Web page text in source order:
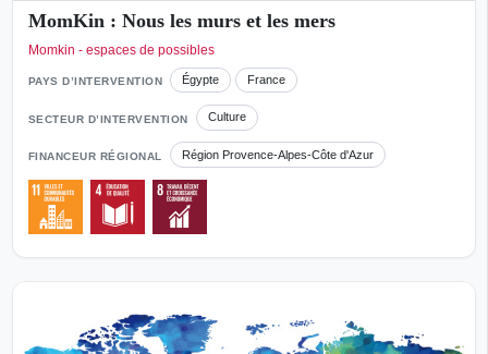
MomKin : Nous les murs et les mers
Momkin - espaces de possibles
PAYS D’INTERVENTION Égypte France
SECTEUR D’INTERVENTION Culture
FINANCEUR RÉGIONAL Région Provence-Alpes-Côte d'Azur